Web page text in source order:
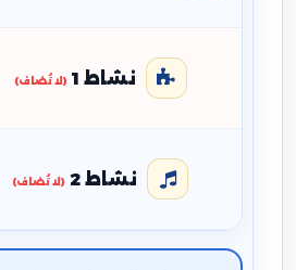
نشاط 1 (لا تُضاف)
نشاط 2 (لا تُضاف)